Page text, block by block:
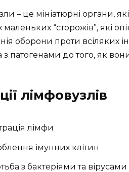
– це мініатюрні органи,
маленьких “сторожів”, які
оборони проти всіляких
з патогенами до того, як
лімфовузлів
лімфи
імунних клітин
з бактеріями та вірусами